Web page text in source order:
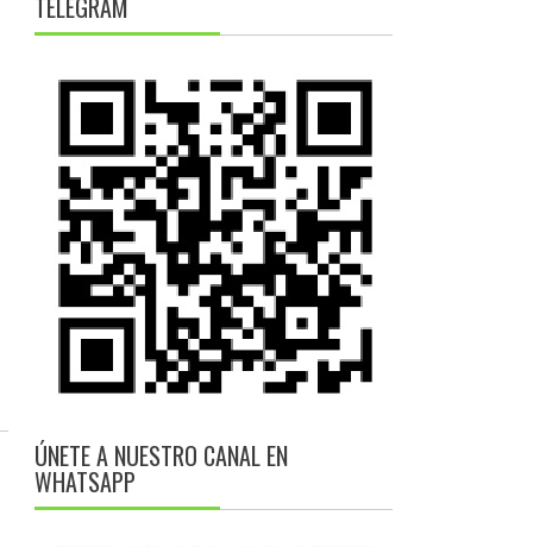
TELEGRAM
ÚNETE A NUESTRO CANAL EN
WHATSAPP